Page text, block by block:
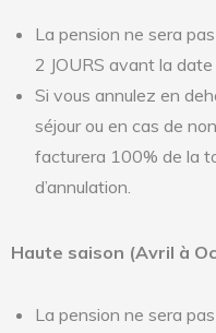
La pension ne sera
2 JOURS avant la date
Si vous annulez en
séjour ou en cas de
facturera 100% de la
d’annulation.
Haute saison (Avril à
La pension ne sera